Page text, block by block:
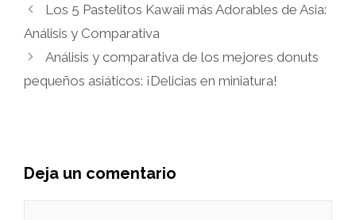
Los 5 Pastelitos Kawaii más Adorables de Asia:
Análisis y Comparativa
Análisis y comparativa de los mejores donuts
pequeños asiáticos: ¡Delicias en miniatura!
Deja un comentario